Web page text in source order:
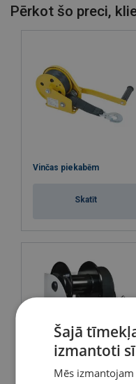
Pārklājums:
Standarts:
Pērkot šo preci,
Vinčas piekabēm
Skatīt
Gliemežpārvada rokas
Šajā
izmantoti
Mēs